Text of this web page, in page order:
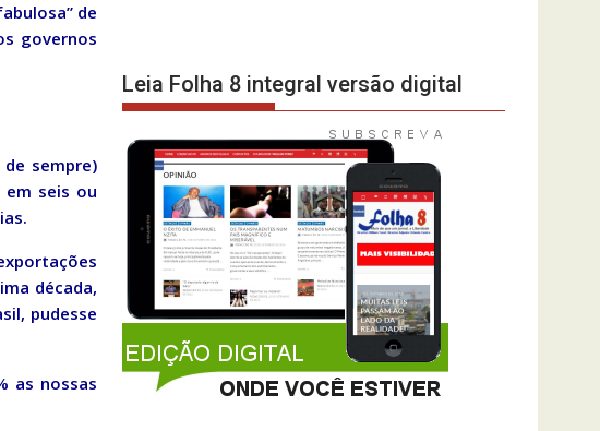
de
governos
sempre)
seis ou
década,
pudesse
as nossas
Leia Folha 8 integral versão digital